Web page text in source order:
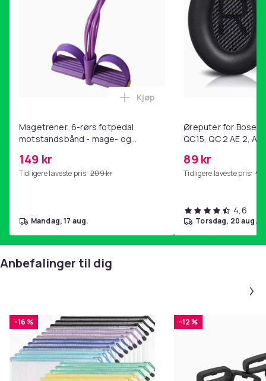
Magetrener, 6-rørs fotpedal
motstandsbånd - mage- og
hjemmegymnastikk Purple
149 kr
Tidligere laveste pris: 209 kr
Legg Magetrener, 6-rørs
Kjøp
mandag, 17 aug.
Øreputer for Bose
QC15, QC 2 AE 2, AE
89 kr
Tidligere laveste pris: 99
4,6
torsdag, 20 aug.
Anbefalinger til dig
-16 % -12 %